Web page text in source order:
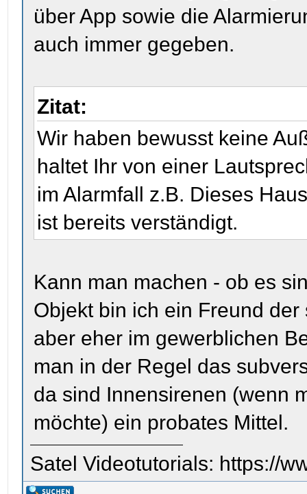
über App sowie die
auch immer gegeben.
Zitat:
Wir haben bewusst keine
haltet Ihr von einer
im Alarmfall z.B. Dieses
ist bereits verständigt.
Kann man machen - ob es
Objekt bin ich ein Freund
aber eher im gewerblichen
man in der Regel das
da sind Innensirenen (wenn
möchte) ein probates Mittel.
Satel Videotutorials: https://